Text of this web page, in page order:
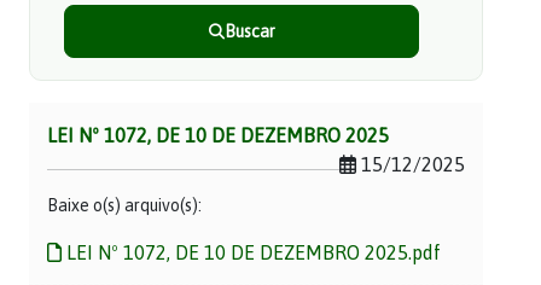
Buscar
LEI Nº 1072, DE 10 DE DEZEMBRO 2025
15/12/2025
Baixe o(s) arquivo(s):
LEI Nº 1072, DE 10 DE DEZEMBRO 2025.pdf